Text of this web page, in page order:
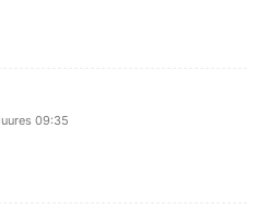
09:35